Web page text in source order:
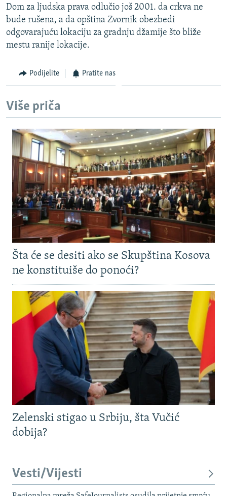
POPLAVE I KLIZIŠTA U BIH 2024.
TV LIBERTY
POST SCRIPTUM
MOJA EVROPA
TRI DECENIJE OD RATA U BIH
SVE KARTE DEJTONA
Sve RFE/RL stranice
Dom za ljudska prava odlučio još 2001. da crkva ne
bude rušena, a da opština Zvornik obezbedi
odgovarajuću lokaciju za gradnju džamije što bliže
mestu ranije lokacije.
Podijelite Pratite nas
Više priča
Šta će se desiti ako se Skupština Kosova
ne konstituiše do ponoći?
Zelenski stigao u Srbiju, šta Vučić
dobija?
Vesti/Vijesti